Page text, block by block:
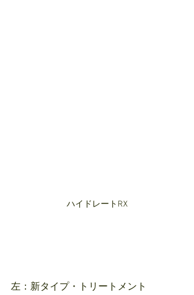
ハイドレートRX
左：新タイプ・トリートメント